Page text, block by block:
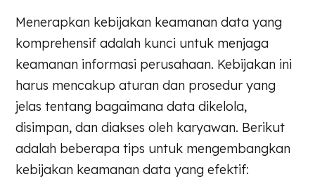
Menerapkan kebijakan keamanan data yang
komprehensif adalah kunci untuk menjaga
keamanan informasi perusahaan. Kebijakan ini
harus mencakup aturan dan prosedur yang
jelas tentang bagaimana data dikelola,
disimpan, dan diakses oleh karyawan. Berikut
adalah beberapa tips untuk mengembangkan
kebijakan keamanan data yang efektif: